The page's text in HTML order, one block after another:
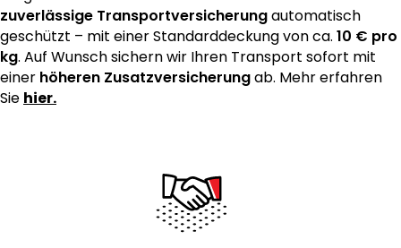
zuverlässige Transportversicherungautomatisch
geschützt – mit einer Standarddeckung von ca. 10 € pro
kg. Auf Wunsch sichern wir Ihren Transport sofort mit
einer höheren Zusatzversicherungab. Mehr erfahren
Sie hier.